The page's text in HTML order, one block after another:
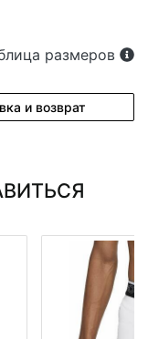
размеров
и возврат